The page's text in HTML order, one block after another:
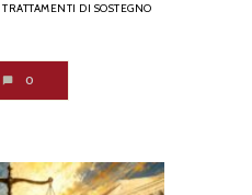
TRATTAMENTI DI SOSTEGNO
0